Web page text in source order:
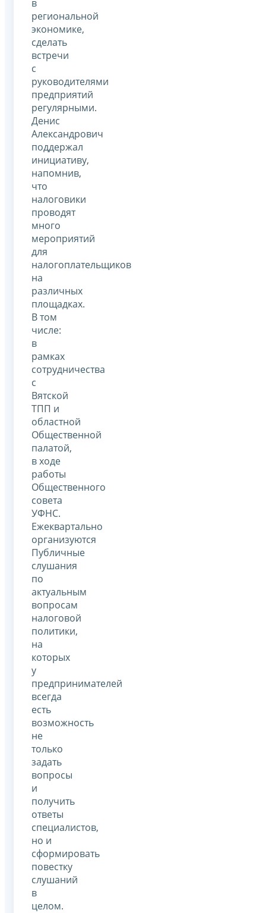
в
региональной
экономике,
сделать
встречи
с
руководителями
предприятий
регулярными.
Денис
Александрович
поддержал
инициативу,
напомнив,
что
налоговики
проводят
много
мероприятий
для
налогоплательщиков
на
различных
площадках.
В том
числе:
в
рамках
сотрудничества
с
Вятской
ТПП и
областной
Общественной
палатой,
в ходе
работы
Общественного
совета
УФНС.
Ежеквартально
организуются
Публичные
слушания
по
актуальным
вопросам
налоговой
политики,
на
которых
у
предпринимателей
всегда
есть
возможность
не
только
задать
вопросы
и
получить
ответы
специалистов,
но и
сформировать
повестку
слушаний
в
целом.